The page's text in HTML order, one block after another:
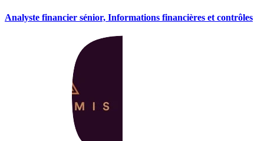
Analyste financier sénior, Informations financières et contrôles